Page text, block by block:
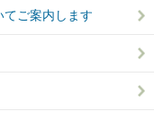
ご案内します